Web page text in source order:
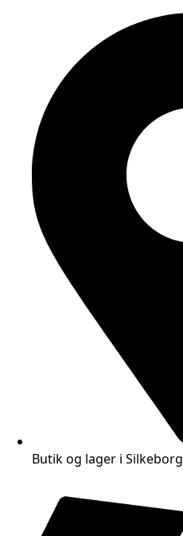
Butik og lager i Silkeborg